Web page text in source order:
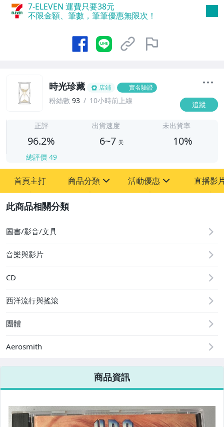
7-ELEVEN 運費只要38元
不限金額、筆數，筆筆優惠無限次！
時光珍藏 店鋪 實名驗證
粉絲數 93 10小時前上線 追蹤
正評
96.2%
總評價 49
出貨速度
6~7 天
未出貨率
10%
首頁主打 商品分類
其它
活動優惠
[全店] 粉絲專享
[全店] 週年慶
直播影
圖書/影音/文具
音樂與影片
CD
西洋流行與搖滾
團體
Aerosmith
商品資訊